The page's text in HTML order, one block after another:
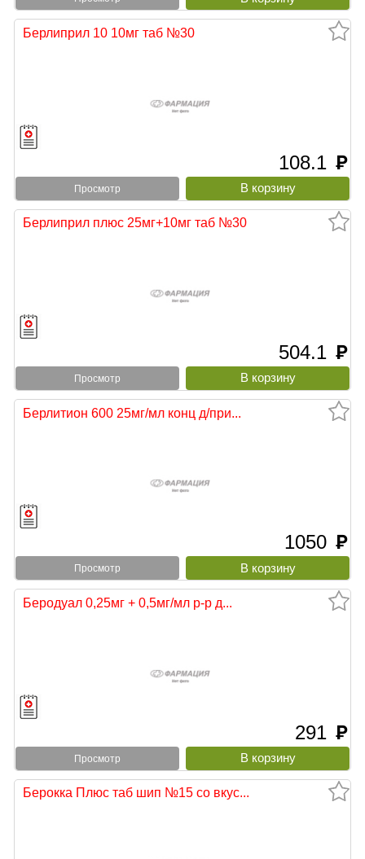
Берлиприл 10 10мг таб №30
108.1 руб
Просмотр
Берлиприл плюс 25мг+10мг таб №30
504.1 руб
Просмотр
Берлитион 600 25мг/мл конц д/при...
1050 руб
Просмотр
Беродуал 0,25мг + 0,5мг/мл р-р д...
291 руб
Просмотр
Берокка Плюс таб шип №15 со вкус...